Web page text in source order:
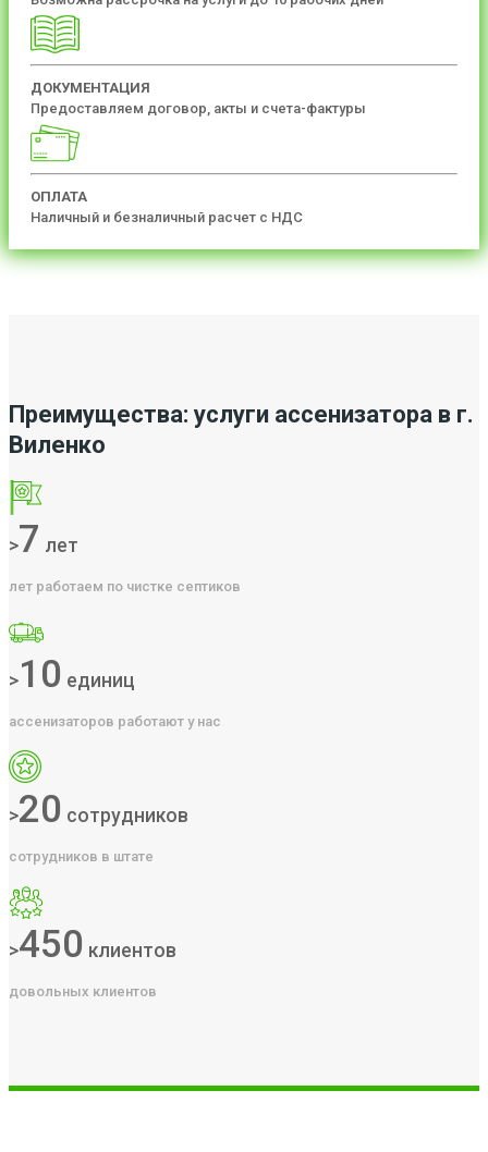
ДОКУМЕНТАЦИЯ
Предоставляем договор, акты и счета-фактуры
ОПЛАТА
Наличный и безналичный расчет с НДС
Преимущества: услуги ассенизатора в г.
Виленко
>7 лет
лет работаем по чистке септиков
>10 единиц
ассенизаторов работают у нас
>20 сотрудников
сотрудников в штате
>450 клиентов
довольных клиентов